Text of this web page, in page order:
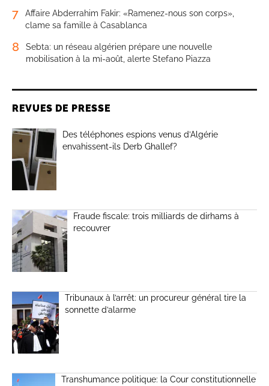
7
Affaire Abderrahim Fakir: «Ramenez-nous son corps»,
clame sa famille à Casablanca
8
Sebta: un réseau algérien prépare une nouvelle
mobilisation à la mi-août, alerte Stefano Piazza
REVUES DE PRESSE
Des téléphones espions venus d’Algérie
envahissent-ils Derb Ghallef?
Fraude fiscale: trois milliards de dirhams à
recouvrer
Tribunaux à l’arrêt: un procureur général tire la
sonnette d’alarme
Transhumance politique: la Cour constitutionnelle